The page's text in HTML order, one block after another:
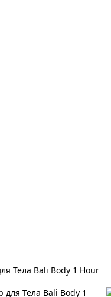
Тела Bali Body 1 Hour